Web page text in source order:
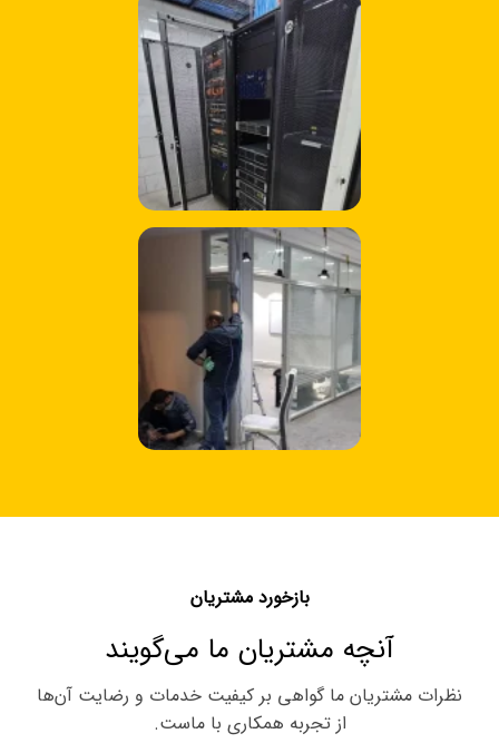
بازخورد مشتریان
آنچه مشتریان ما می‌گویند
نظرات مشتریان ما گواهی بر کیفیت خدمات و رضایت آن‌ها
از تجربه همکاری با ماست.